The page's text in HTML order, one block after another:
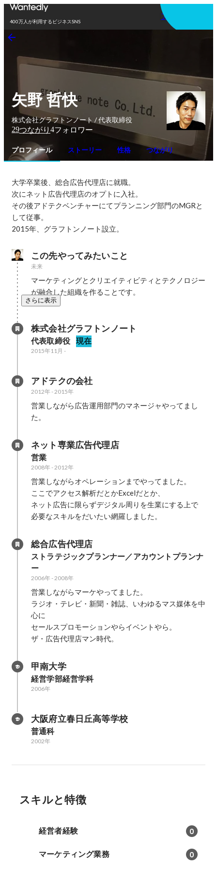
400万人が利用するビジネスSNS
アプリを使う
矢野 哲快
株式会社グラフトンノート / 代表取締役
29つながり 4フォロワー
プロフィール ストーリー 性格 つながり
大学卒業後、総合広告代理店に就職。
次にネット広告代理店のオプトに入社。
その後アドテクベンチャーにてプランニング部門のMGRと
して従事。
2015年、グラフトンノート設立。
この先やってみたいこと
未来
マーケティングとクリエイティビティとテクノロジー
が融合した組織を作ることです。
さらに表示
株式会社グラフトンノート
代表取締役 現在
2015年11月 -
アドテクの会社
2012年-2015年
営業しながら広告運用部門のマネージャやってまし
た。
ネット専業広告代理店
営業
2008年-2012年
営業しながらオペレーションまでやってました。
ここでアクセス解析だとかExcelだとか、
ネット広告に限らずデジタル周りを生業にする上で
必要なスキルをだいたい網羅しました。
総合広告代理店
ストラテジックプランナー／アカウントプランナ
ー
2006年-2008年
営業しながらマーケやってました。
ラジオ・テレビ・新聞・雑誌、いわゆるマス媒体を中
心に
セールスプロモーションやらイベントやら。
ザ・広告代理店マン時代。
甲南大学
経営学部経営学科
2006年
大阪府立春日丘高等学校
普通科
2002年
スキルと特徴
経営者経験 0
マーケティング業務 0